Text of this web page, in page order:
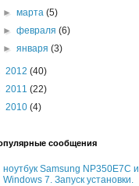
►марта(5)
►февраля(6)
►января(3)
2012 (40)
2011 (22)
2010 (4)
сообщения
ноутбук Samsung NP350E7C и
Windows 7. Запуск установки.